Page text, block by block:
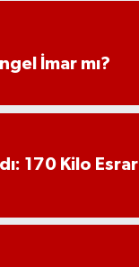
İmar mı?
170 Kilo Esrar